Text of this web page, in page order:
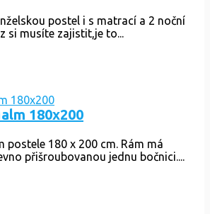
postel i s matrací a 2 noční
musíte zajistit,je to...
180x200
postele 180 x 200 cm. Rám má
přišroubovanou jednu bočnici....